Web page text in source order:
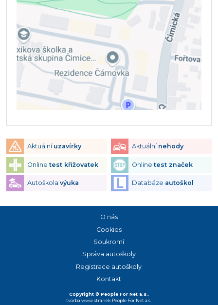
Aktuální uzavírky Aktuální nehody
Onlinetest křižovatek Onlinetest značek
Autoškola výuka Databáze autoškol
Copyright © People For Net a.s.,
tvorba www stránek People For Net a.s.
O nás
Cookies
Soukromí
Správa autoškoly
Registrace autoškoly
Kontakt